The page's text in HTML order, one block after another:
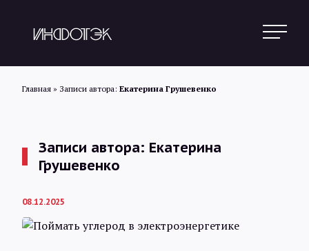
Статьи
Главная » Записи автора: Екатерина Грушевенко
Записи автора: Екатерина
Грушевенко
08.12.2025